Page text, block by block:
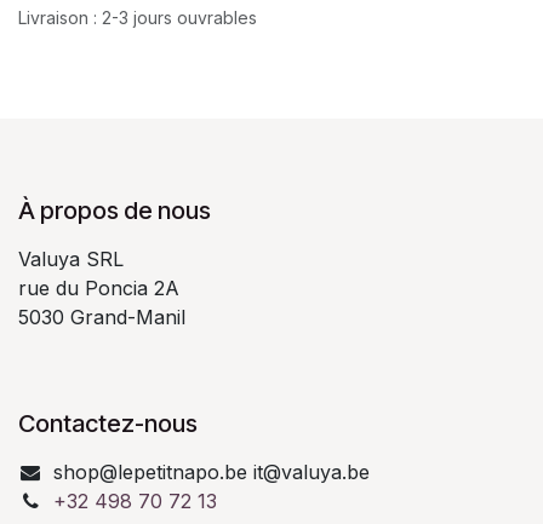
Livraison : 2-3 jours ouvrables
À propos de nous
Valuya SRL
rue du Poncia 2A
5030 Grand-Manil
Contactez-nous
shop@lepetitnapo.be it@valuya.be
+32 498 70 72 13